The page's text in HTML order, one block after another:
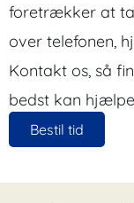
foretrækker at
over telefonen,
Kontakt os, så
bedst kan
Bestil tid